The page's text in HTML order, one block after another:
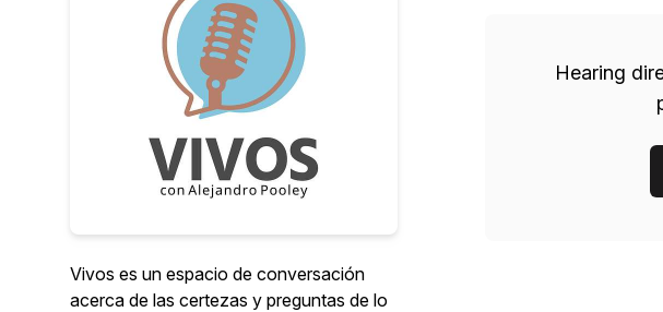
Vivos es un espacio de conversación
acerca de las certezas y preguntas de lo
Hearing